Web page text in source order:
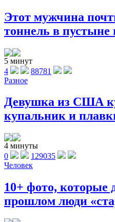
Этот мужчина
тоннель в пустыне
5 минут
4
88781
Разное
Девушка из США
купальник и
4 минуты
0
129035
Человек
10+ фото, которые
прошлом люди